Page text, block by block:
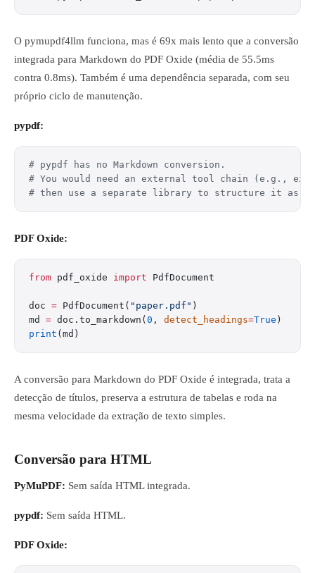
O pymupdf4llm funciona, mas é 69x mais lento que a conversão
integrada para Markdown do PDF Oxide (média de 55.5ms
contra 0.8ms). Também é uma dependência separada, com seu
próprio ciclo de manutenção.
pypdf:
# pypdf has no Markdown conversion.
# You would need an external tool chain (e.g.,
# then use a separate library to structure it as
PDF Oxide:
from pdf_oxide import PdfDocument
doc = PdfDocument( "paper.pdf" )
md = doc.to_markdown( 0 , detect_headings=True )
print (md)
A conversão para Markdown do PDF Oxide é integrada, trata a
detecção de títulos, preserva a estrutura de tabelas e roda na
mesma velocidade da extração de texto simples.
Conversão para HTML
PyMuPDF: Sem saída HTML integrada.
pypdf: Sem saída HTML.
PDF Oxide: